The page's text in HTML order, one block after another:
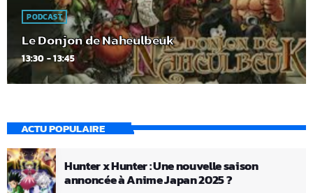
PODCAST
Le Donjon de Naheulbeuk
13:30 - 13:45
ACTU POPULAIRE
Hunter x Hunter : Une nouvelle saison
annoncée à Anime Japan 2025 ?